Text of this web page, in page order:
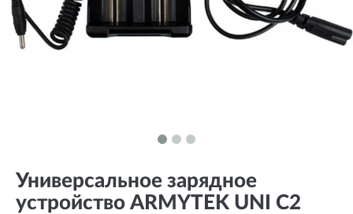
Универсальное зарядное
устройство ARMYTEK UNI C2